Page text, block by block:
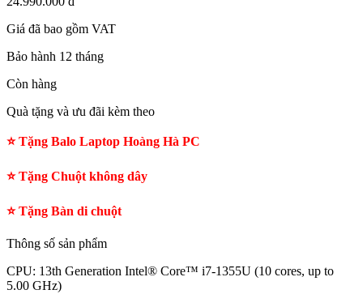
Giá đã bao gồm VAT
Bảo hành 12 tháng
Còn hàng
Quà tặng và ưu đãi kèm theo
⭐ Tặng Balo Laptop Hoàng Hà PC
⭐ Tặng Chuột không dây
⭐ Tặng Bàn di chuột
Thông số sản phẩm
CPU: 13th Generation Intel® Core™ i7-1355U (10 cores, up to
5.00 GHz)